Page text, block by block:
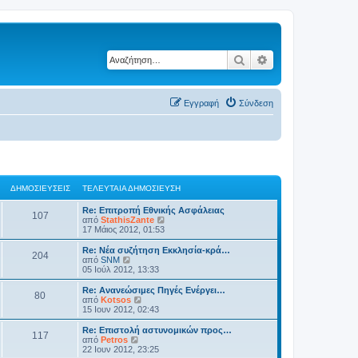
Αναζήτηση
Σύνδεση
Εγγραφή
ΔΗΜΟΣΙΕΎΣΕΙΣ ΤΕΛΕΥΤΑΊΑ ΔΗΜΟΣΊΕΥΣΗ
107
Re: Επιτροπή Εθνικής Ασφάλειας
από StathisZante
ο
β
η
λ
17 Μάιος 2012, 01:53
204
Re: Νέα συζήτηση Εκκλησία-κρά…
από SNM
ρ
ο
β
ο
λ
ή
τ
η
ς
τ
05 Ιούλ 2012, 13:33
80
Re: Ανανεώσιμες Πηγές Ενέργει…
από Kotsos
ρ
ο
β
λ
15 Ιουν 2012, 02:43
117
Re: Επιστολή αστυνομικών προς…
από Petros
ρ
22 Ιουν 2012, 23:25